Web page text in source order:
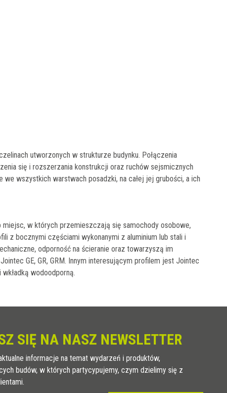
utworzonych w strukturze budynku. Połączenia
się i rozszerzania konstrukcji oraz ruchów sejsmicznych
wszystkich warstwach posadzki, na całej jej grubości, a ich
w których przemieszczają się samochody osobowe,
z bocznymi częściami wykonanymi z aluminium lub stali i
odporność na ścieranie oraz towarzyszą im
GE, GR, GRM. Innym interesującym profilem jest Jointec
wodoodporną.
SIĘ NA NASZ NEWSLETTER
informacje na temat wydarzeń i produktów,
budów, w których partycypujemy, czym dzielimy się z